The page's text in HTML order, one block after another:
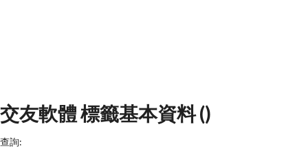
交友軟體 標籤基本資料 ()
查詢: